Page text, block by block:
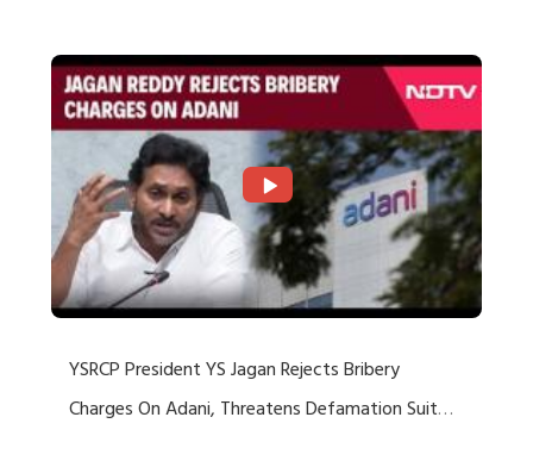
YSRCP President YS Jagan Rejects Bribery
Charges On Adani, Threatens Defamation Suit